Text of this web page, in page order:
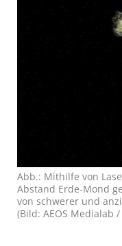
Abb.: Mithilfe von
Abstand Erde-Mond
von schwerer und
(Bild: AEOS Medialab /